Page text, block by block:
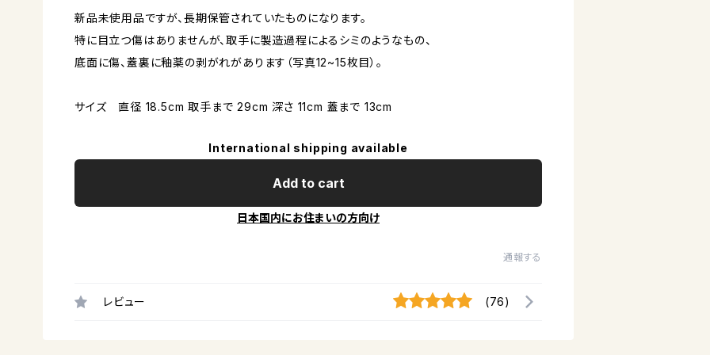
新品未使用品ですが、長期保管されていたものになります。
特に目立つ傷はありませんが、取手に製造過程によるシミのようなもの、
底面に傷、蓋裏に釉薬の剥がれがあります（写真12~15枚目）。
サイズ 直径 18.5cm 取手まで 29cm 深さ 11cm 蓋まで 13cm
International shipping available
Add to cart
日本国内にお住まいの方向け
通報する
レビュー (76)